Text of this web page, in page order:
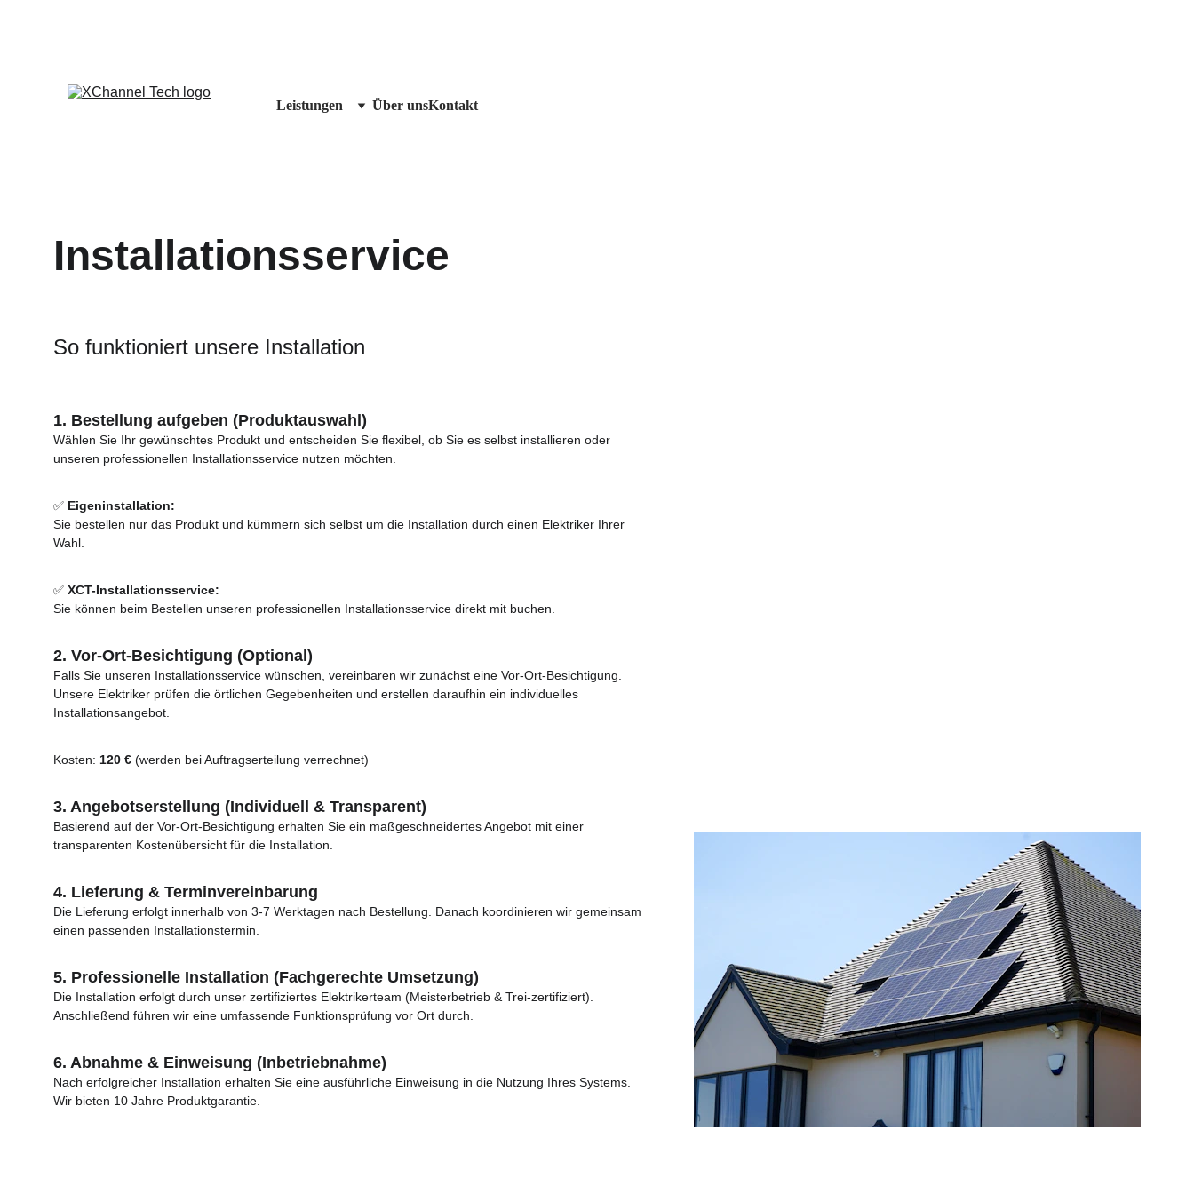
Leistungen Über unsKontakt
Installationsservice
1. Bestellung aufgeben (Produktauswahl)
Wählen Sie Ihr gewünschtes Produkt und entscheiden Sie flexibel, ob Sie es selbst installieren oder
unseren professionellen Installationsservice nutzen möchten.
✅ Eigeninstallation:
Sie bestellen nur das Produkt und kümmern sich selbst um die Installation durch einen Elektriker Ihrer
Wahl.
✅ XCT-Installationsservice:
Sie können beim Bestellen unseren professionellen Installationsservice direkt mit buchen.
2. Vor-Ort-Besichtigung (Optional)
Falls Sie unseren Installationsservice wünschen, vereinbaren wir zunächst eine Vor-Ort-Besichtigung.
Unsere Elektriker prüfen die örtlichen Gegebenheiten und erstellen daraufhin ein individuelles
Installationsangebot.
Kosten: 120 € (werden bei Auftragserteilung verrechnet)
3. Angebotserstellung (Individuell & Transparent)
Basierend auf der Vor-Ort-Besichtigung erhalten Sie ein maßgeschneidertes Angebot mit einer
transparenten Kostenübersicht für die Installation.
4. Lieferung & Terminvereinbarung
Die Lieferung erfolgt innerhalb von 3-7 Werktagen nach Bestellung. Danach koordinieren wir gemeinsam
einen passenden Installationstermin.
5. Professionelle Installation (Fachgerechte Umsetzung)
Die Installation erfolgt durch unser zertifiziertes Elektrikerteam (Meisterbetrieb & Trei-zertifiziert).
Anschließend führen wir eine umfassende Funktionsprüfung vor Ort durch.
6. Abnahme & Einweisung (Inbetriebnahme)
Nach erfolgreicher Installation erhalten Sie eine ausführliche Einweisung in die Nutzung Ihres Systems.
Wir bieten 10 Jahre Produktgarantie.
So funktioniert unsere Installation